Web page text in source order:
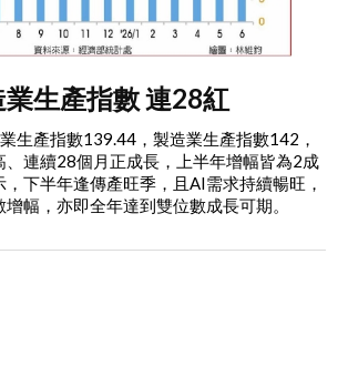
生產指數 連28紅
生產指數139.44，製造業生產指數142，
、連續28個月正成長，上半年增幅皆為2成
，下半年逢傳產旺季，且AI需求持續暢旺，
幅，亦即全年達到雙位數成長可期。